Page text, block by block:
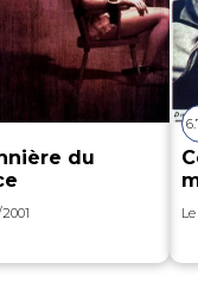
du
Le